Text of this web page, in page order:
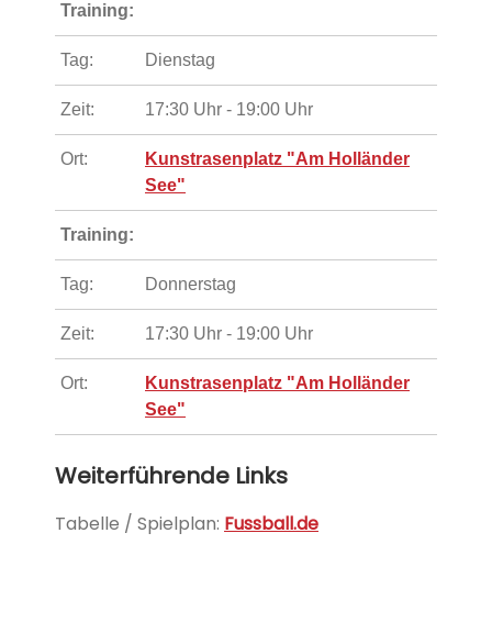
Training:
Tag: Dienstag
Zeit: 17:30 Uhr - 19:00 Uhr
Ort:
Kunstrasenplatz "Am Holländer
See"
Training:
Tag: Donnerstag
Zeit: 17:30 Uhr - 19:00 Uhr
Ort:
Kunstrasenplatz "Am Holländer
See"
Weiterführende Links
Tabelle / Spielplan: Fussball.de